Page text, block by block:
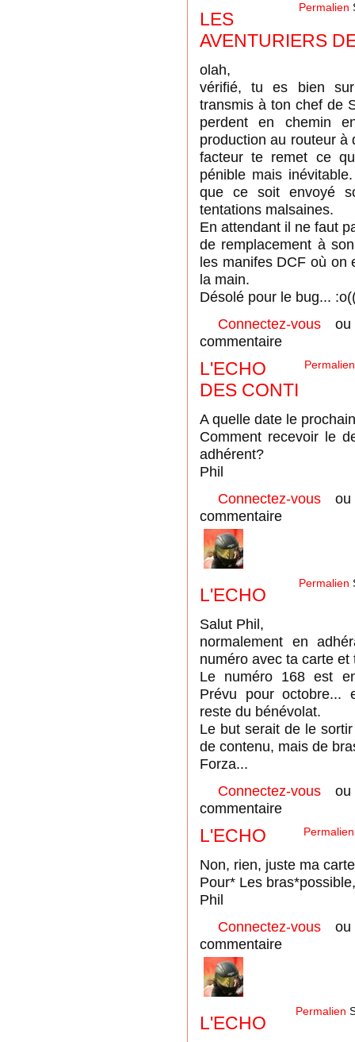
Permalien
LES
AVENTURIERS
olah,
vérifié, tu es bien
transmis à ton chef de
perdent en chemin
production au routeur à
facteur te remet ce
pénible mais
que ce soit envoyé
tentations malsaines.
En attendant il ne faut
de remplacement à
les manifes DCF où on
la main.
Désolé pour le bug...
Connectez-vous
commentaire
Permalien
L'ECHO
DES CONTI
A quelle date le
Comment recevoir le
adhérent?
Phil
Connectez-vous
commentaire
Permalien
L'ECHO
Salut Phil,
normalement en
numéro avec ta carte et
Le numéro 168 est
Prévu pour octobre...
reste du bénévolat.
Le but serait de le
de contenu, mais de
Forza...
Connectez-vous
commentaire
Permalien
L'ECHO
Non, rien, juste ma
Pour* Les
Phil
Connectez-vous
commentaire
Permalien
L'ECHO